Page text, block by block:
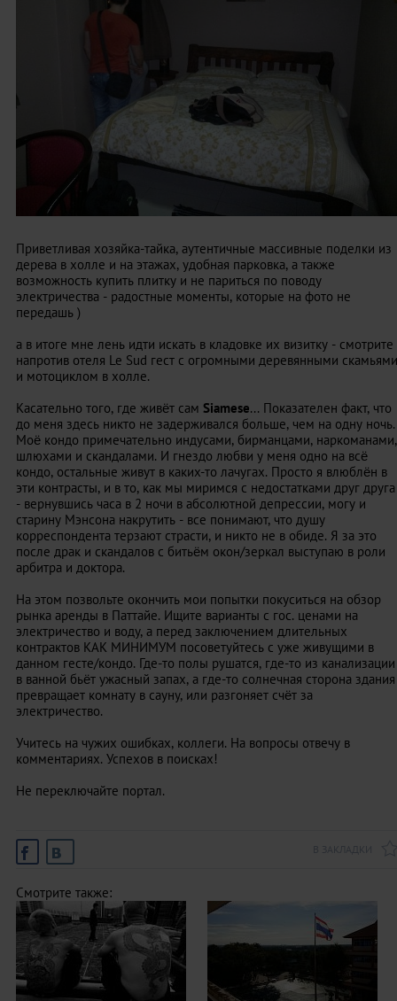
Приветливая хозяйка-тайка, аутентичные массивные поделки из
дерева в холле и на этажах, удобная парковка, а также
возможность купить плитку и не париться по поводу
электричества - радостные моменты, которые на фото не
передашь )
а в итоге мне лень идти искать в кладовке их визитку - смотрите
напротив отеля Le Sud гест с огромными деревянными скамьями
и мотоциклом в холле.
Касательно того, где живёт сам Siamese... Показателен факт, что
до меня здесь никто не задерживался больше, чем на одну ночь.
Моё кондо примечательно индусами, бирманцами, наркоманами,
шлюхами и скандалами. И гнездо любви у меня одно на всё
кондо, остальные живут в каких-то лачугах. Просто я влюблён в
эти контрасты, и в то, как мы миримся с недостатками друг друга
- вернувшись часа в 2 ночи в абсолютной депрессии, могу и
старину Мэнсона накрутить - все понимают, что душу
корреспондента терзают страсти, и никто не в обиде. Я за это
после драк и скандалов с битьём окон/зеркал выступаю в роли
арбитра и доктора.
На этом позвольте окончить мои попытки покуситься на обзор
рынка аренды в Паттайе. Ищите варианты с гос. ценами на
электричество и воду, а перед заключением длительных
контрактов КАК МИНИМУМ посоветуйтесь с уже живущими в
данном гесте/кондо. Где-то полы рушатся, где-то из канализации
в ванной бьёт ужасный запах, а где-то солнечная сторона здания
превращает комнату в сауну, или разгоняет счёт за
электричество.
Учитесь на чужих ошибках, коллеги. На вопросы отвечу в
комментариях. Успехов в поисках!
Не переключайте портал.
Смотрите также: